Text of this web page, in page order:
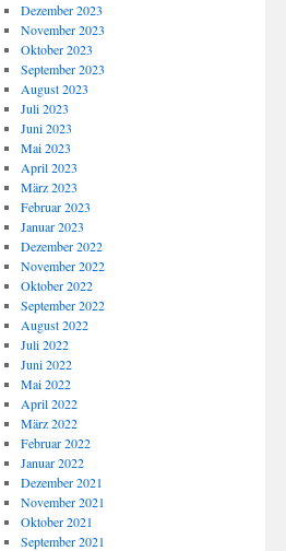
Dezember 2023
November 2023
Oktober 2023
September 2023
August 2023
Juli 2023
Juni 2023
Mai 2023
April 2023
März 2023
Februar 2023
Januar 2023
Dezember 2022
November 2022
Oktober 2022
September 2022
August 2022
Juli 2022
Juni 2022
Mai 2022
April 2022
März 2022
Februar 2022
Januar 2022
Dezember 2021
November 2021
Oktober 2021
September 2021